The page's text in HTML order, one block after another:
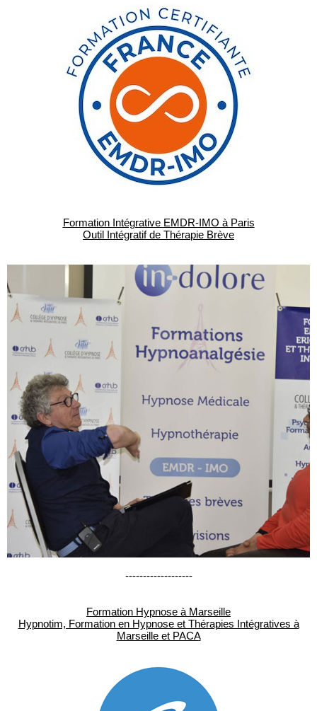
Formation Intégrative EMDR-IMO à Paris
Outil Intégratif de Thérapie Brève
-------------------
Formation Hypnose à Marseille
Hypnotim, Formation en Hypnose et Thérapies Intégratives à
Marseille et PACA